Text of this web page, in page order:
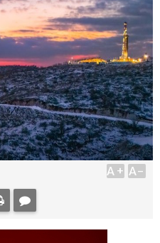
A+ A-